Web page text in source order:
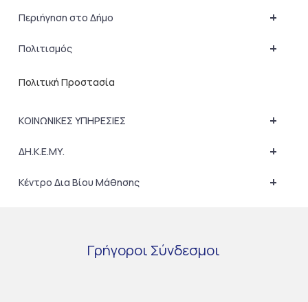
+
Περιήγηση στο Δήμο
+
Πολιτισμός
Πολιτική Προστασία
+
ΚΟΙΝΩΝΙΚΕΣ ΥΠΗΡΕΣΙΕΣ
+
ΔΗ.Κ.Ε.ΜΥ.
+
Κέντρο Δια Βίου Μάθησης
Γρήγοροι Σύνδεσμοι